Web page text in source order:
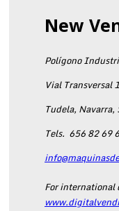
New
Polígono
Vial Transversal
Tudela, Navarra,
Tels. 656 82 69
For international